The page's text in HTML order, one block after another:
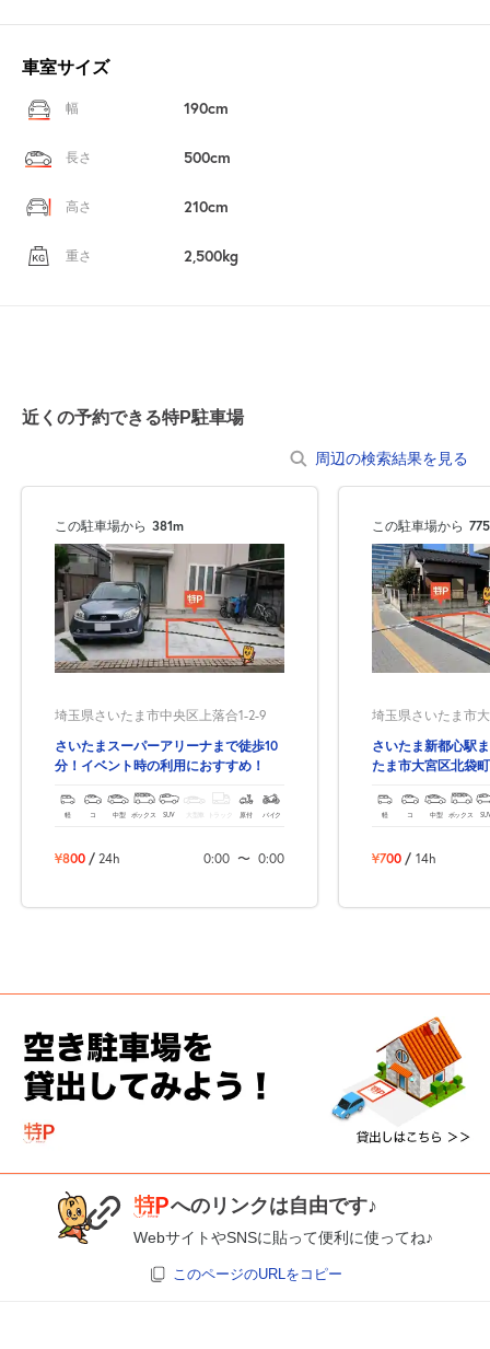
車室サイズ
幅 190cm
長さ 500cm
高さ 210cm
重さ 2,500kg
近くの予約できる特P駐車場
周辺の検索結果を見る
この駐車場から 381m
埼玉県さいたま市中央区上落合1-2-9
さいたまスーパーアリーナまで徒歩10
分！イベント時の利用におすすめ！
軽 コ 中型 ボックス SUV 大型車 トラック 原付 バイク
¥800 / 24h 0:00 〜 0:00
この駐車場から
埼玉県さいたま市
さいたま新都心駅
たま市大宮区北袋
軽 コ 中型 ボックス
¥700 / 14h
へのリンクは自由です♪
WebサイトやSNSに貼って便利に使ってね♪
このページのURLをコピー